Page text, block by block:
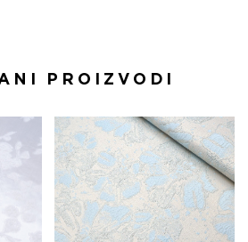
PROIZVODI